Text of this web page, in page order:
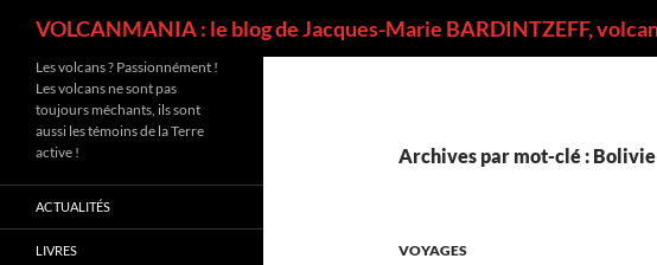
VOLCANMANIA : le blog de Jacques-Marie BARDINTZEFF,
Archives par mot-clé : Bolivie
VOYAGES
Les volcans ? Passionnément !
Les volcans ne sont pas
toujours méchants, ils sont
aussi les témoins de la Terre
active !
ACTUALITÉS
LIVRES